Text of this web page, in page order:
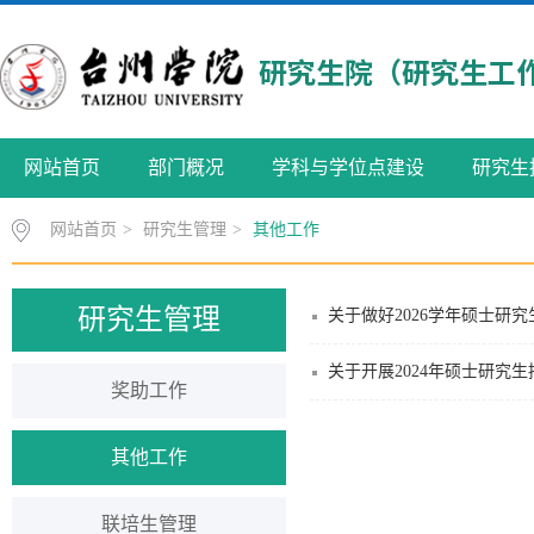
网站首页 部门概况 学科与学位点建设 研究生
网站首页 > 研究生管理 > 其他工作
研究生管理
奖助工作
其他工作
联培生管理
关于做好2026学年硕士研
关于开展2024年硕士研究